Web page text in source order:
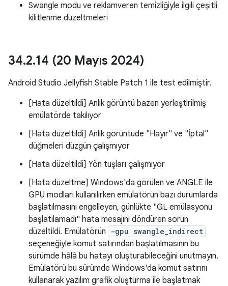
Swangle modu ve reklamveren temizliğiyle ilgili çeşitli
kilitlenme düzeltmeleri
34.2.14 (20 Mayıs 2024)
Android Studio Jellyfish Stable Patch 1 ile test edilmiştir.
[Hata düzeltildi] Anlık görüntü bazen yerleştirilmiş
emülatörde takılıyor
[Hata düzeltildi] Anlık görüntüde "Hayır" ve "İptal"
düğmeleri düzgün çalışmıyor
[Hata düzeltildi] Yön tuşları çalışmıyor
[Hata düzeltme] Windows'da görülen ve ANGLE ile
GPU modları kullanılırken emülatörün bazı durumlarda
başlatılmasını engelleyen, günlükte "GL emülasyonu
başlatılamadı" hata mesajını döndüren sorun
düzeltildi. Emülatörün
-gpu swangle_indirect
seçeneğiyle komut satırından başlatılmasının bu
sürümde hâlâ bu hatayı oluşturabileceğini unutmayın.
Emülatörü bu sürümde Windows'da komut satırını
kullanarak yazılım grafik oluşturma ile başlatmak